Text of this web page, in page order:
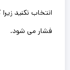
انتخاب نکنید
فشار می شود.